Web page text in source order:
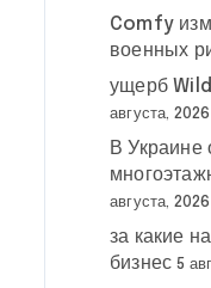
Comfy
военных
ущерб
августа, 2026
В Украине
августа, 2026
за какие
бизнес 5